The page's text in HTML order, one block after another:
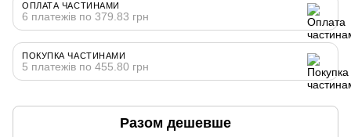
ОПЛАТА ЧАСТИНАМИ
6 платежів по 379.83 грн
ПОКУПКА ЧАСТИНАМИ
5 платежів по 455.80 грн
Разом дешевше